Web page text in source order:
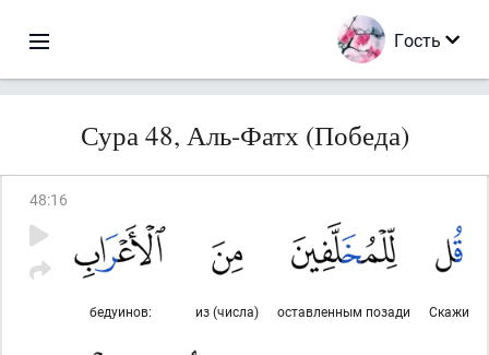
Гость
Сура 48, Аль-Фатх (Победа)
48:16
Скажи
оставленным позади
из (числа)
бедуинов: